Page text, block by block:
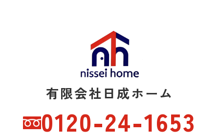
有限会社日成ホーム
0120-24-1653